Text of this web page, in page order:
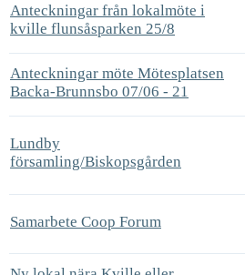
Anteckningar från lokalmöte i
kville flunsåsparken 25/8
Anteckningar möte Mötesplatsen
Backa-Brunnsbo 07/06 - 21
Lundby
församling/Biskopsgården
Samarbete Coop Forum